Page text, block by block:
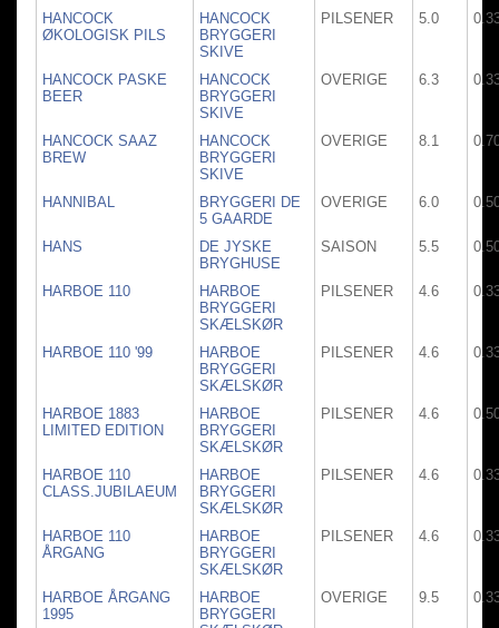
HANCOCK
ØKOLOGISK PILS
HANCOCK
BRYGGERI
SKIVE
PILSENER 5.0
HANCOCK PASKE
BEER
HANCOCK
BRYGGERI
SKIVE
OVERIGE 6.3
HANCOCK SAAZ
BREW
HANCOCK
BRYGGERI
SKIVE
OVERIGE 8.1
HANNIBAL
BRYGGERI DE
5 GAARDE
OVERIGE 6.0
HANS
DE JYSKE
BRYGHUSE
SAISON 5.5
HARBOE 110
HARBOE
BRYGGERI
SKÆLSKØR
PILSENER 4.6
HARBOE 110 '99
HARBOE
BRYGGERI
SKÆLSKØR
PILSENER 4.6
HARBOE 1883
LIMITED EDITION
HARBOE
BRYGGERI
SKÆLSKØR
PILSENER 4.6
HARBOE 110
CLASS.JUBILAEUM
HARBOE
BRYGGERI
SKÆLSKØR
PILSENER 4.6
HARBOE 110
ÅRGANG
HARBOE
BRYGGERI
SKÆLSKØR
PILSENER 4.6
HARBOE ÅRGANG
1995
HARBOE
BRYGGERI
OVERIGE 9.5